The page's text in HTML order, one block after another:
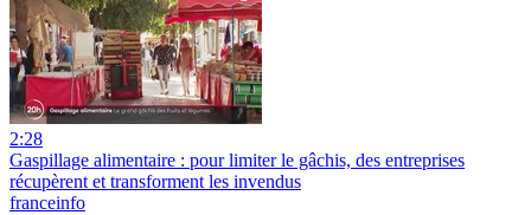
2:28
Gaspillage alimentaire : pour limiter le gâchis, des entreprises
récupèrent et transforment les invendus
franceinfo